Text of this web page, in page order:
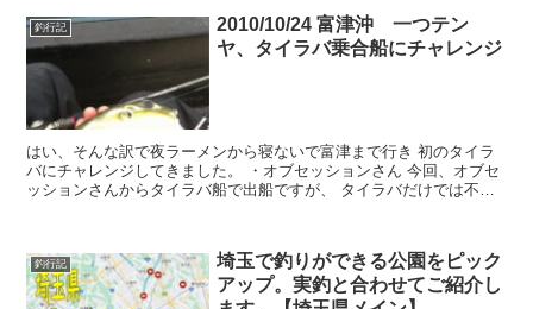
釣行記
2010/10/24 富津沖 一つテン
ヤ、タイラバ乗合船にチャレンジ
はい、そんな訳で夜ラーメンから寝ないで富津まで行き 初のタイラ
バにチャレンジしてきました。 ・オブセッションさん 今回、オブセ
ッションさんからタイラバ船で出船ですが、 タイラバだけでは不安
釣行記
埼玉で釣りができる公園をピック
アップ。実釣と合わせてご紹介し